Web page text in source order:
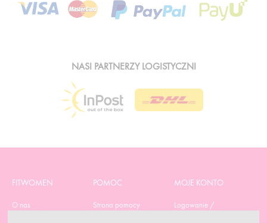
NASI PARTNERZY LOGISTYCZNI
FITWOMEN
O nas
POMOC
Strona pomocy
MOJE KONTO
Logowanie /